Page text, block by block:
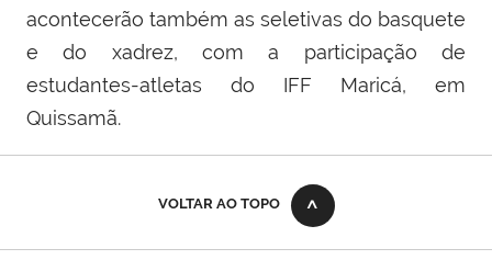
acontecerão também as seletivas do basquete
e do xadrez, com a participação de
estudantes-atletas do IFF Maricá, em
Quissamã.
VOLTAR AO TOPO